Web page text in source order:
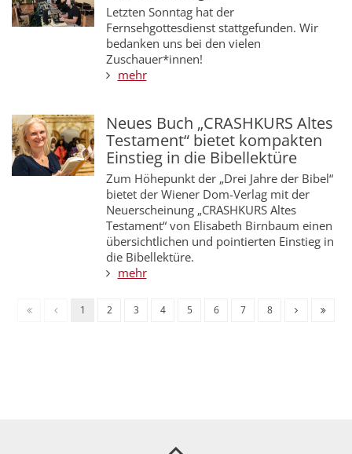
Letzten Sonntag hat der
Fernsehgottesdienst stattgefunden. Wir
bedanken uns bei den vielen
Zuschauer*innen!
mehr
Neues Buch „CRASHKURS Altes
Testament“ bietet kompakten
Einstieg in die Bibellektüre
Zum Höhepunkt der „Drei Jahre der Bibel“
bietet der Wiener Dom-Verlag mit der
Neuerscheinung „CRASHKURS Altes
Testament“ von Elisabeth Birnbaum einen
übersichtlichen und pointierten Einstieg in
die Bibellektüre.
mehr
1 2 3 4 5 6 7 8